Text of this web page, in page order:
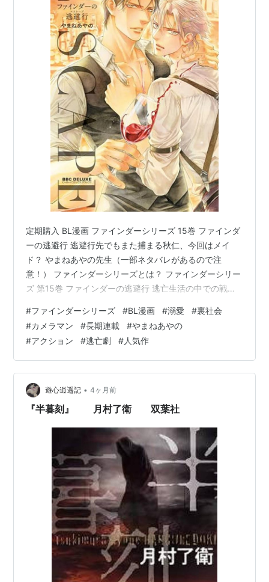
定期購入 BL漫画 ファインダーシリーズ 15巻 ファインダ
ーの逃避行 逃避行先でもまた捕まる秋仁、今回はメイ
ド？ やまねあやの先生（一部ネタバレがあるので注
意！） ファインダーシリーズとは？ ファインダーシリー
ズ 第15巻 ファインダーの逃避行 逃亡生活の中での戦い
る→救出”の流れ 甘さとお仕置きのバランス そして再
び、逃避行へ ファインダーの逃避行 15巻 感想 まとめ 定
期購入 BL漫画 ファインダーシリーズ 15巻 ファインダー
の逃避行 逃避行先でもまた捕まる秋仁、今回はメイド？
やまねあやの先生（一部ネタバレがあるので注意！） …
#ファインダーシリーズ #BL漫画 #溺愛 #裏社会
#カメラマン #長期連載 #やまねあやの
#アクション #逃亡劇 #人気作
遊心逍遥記 • 4ヶ月前
『半暮刻』 月村了衛 双葉社